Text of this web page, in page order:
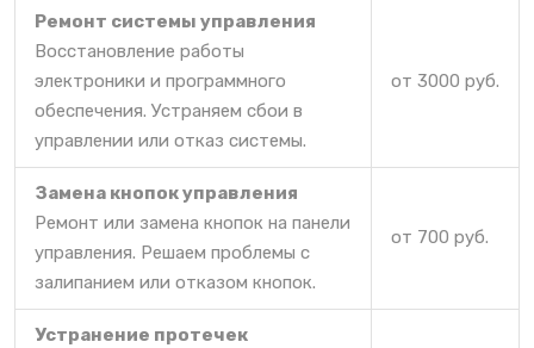
Ремонт системы управления
Восстановление работы
электроники и программного
обеспечения. Устраняем сбои в
управлении или отказ системы.
от 3000 руб.
Замена кнопок управления
Ремонт или замена кнопок на панели
управления. Решаем проблемы с
залипанием или отказом кнопок.
от 700 руб.
Устранение протечек